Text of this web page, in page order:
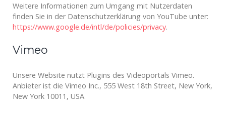
Weitere Informationen zum Umgang mit Nutzerdaten
finden Sie in der Datenschutzerklärung von YouTube unter:
https://www.google.de/intl/de/policies/privacy.
Vimeo
Unsere Website nutzt Plugins des Videoportals Vimeo.
Anbieter ist die Vimeo Inc., 555 West 18th Street, New York,
New York 10011, USA.